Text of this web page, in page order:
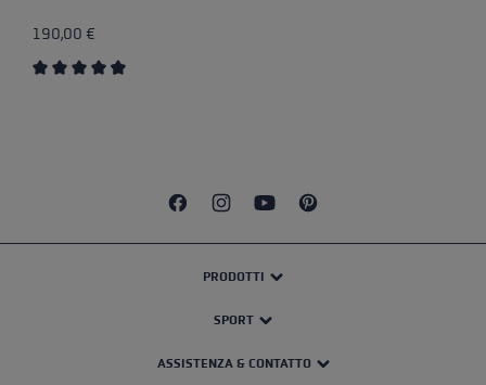
190,00 €
PRODOTTI
SPORT
ASSISTENZA & CONTATTO